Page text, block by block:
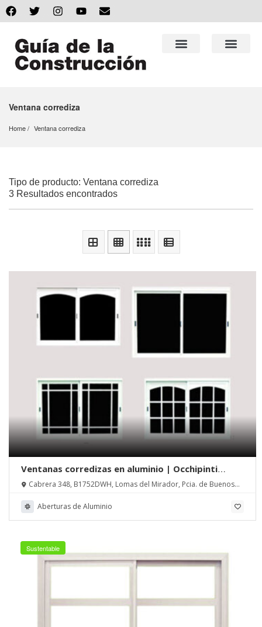
Ventana corrediza
Home Ventana corrediza
Tipo de producto: Ventana corrediza
3 Resultados encontrados
Ventanas corredizas en aluminio | Occhipinti
Hnos.
Cabrera 348, B1752DWH, Lomas del Mirador, Pcia. de Buenos
Aberturas de Aluminio
Sustentable